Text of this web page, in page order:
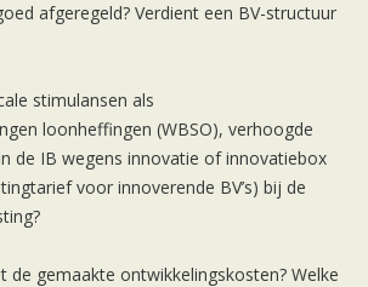
afgeregeld? Verdient een BV-structuur
stimulansen als
loonheffingen (WBSO), verhoogde
de IB wegens innovatie of innovatiebox
voor innoverende BV’s) bij de
de gemaakte ontwikkelingskosten? Welke